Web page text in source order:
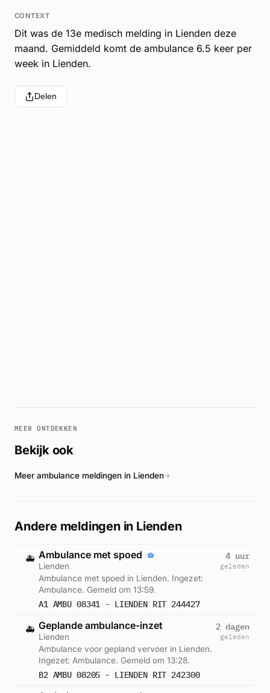
CONTEXT
Dit was de 13e medisch melding in Lienden deze
maand. Gemiddeld komt de ambulance 6.5 keer per
week in Lienden.
Delen
MEER ONTDEKKEN
Bekijk ook
Meer ambulance meldingen in Lienden→
Andere meldingen in Lienden
🚑 Ambulance met spoed
Lienden
Ambulance met spoed in Lienden. Ingezet:
Ambulance. Gemeld om 13:59.
A1 AMBU 08341 - LIENDEN RIT 244427
4 uur
geleden
🚑 Geplande ambulance-inzet
Lienden
Ambulance voor gepland vervoer in Lienden.
Ingezet: Ambulance. Gemeld om 13:28.
B2 AMBU 08205 - LIENDEN RIT 242300
2 dagen
geleden